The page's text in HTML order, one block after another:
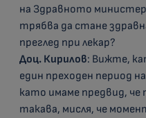
на Здравното
трябва да стане
преглед при лекар?
Доц. Кирилов: Вижте,
един преходен период
като имаме предвид,
такава, мисля, че